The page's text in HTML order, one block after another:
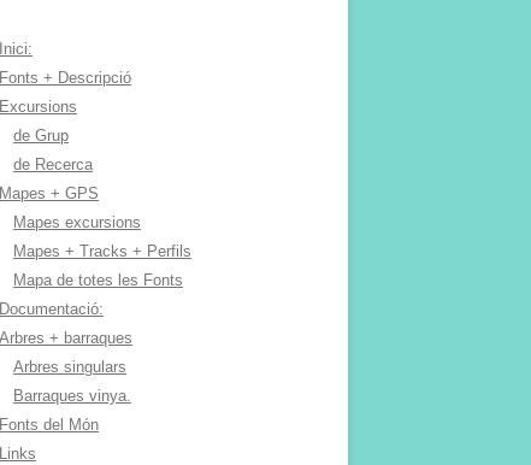
Inici:
Fonts + Descripció
Excursions
de Grup
de Recerca
Mapes + GPS
Mapes excursions
Mapes + Tracks + Perfils
Mapa de totes les Fonts
Documentació:
Arbres + barraques
Arbres singulars
Barraques vinya.
Fonts del Món
Links